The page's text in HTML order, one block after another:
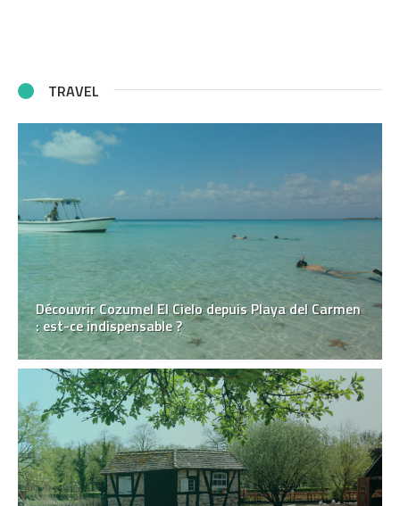
TRAVEL
Découvrir Cozumel El Cielo depuis Playa del Carmen
: est-ce indispensable ?